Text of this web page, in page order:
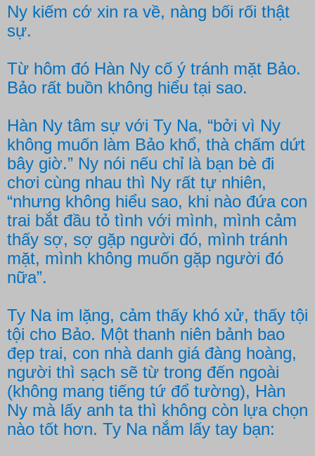
Ny kiếm cớ xin ra về, nàng bối rối thật
sự.
Từ hôm đó Hàn Ny cố ý tránh mặt Bảo.
Bảo rất buồn không hiểu tại sao.
Hàn Ny tâm sự với Ty Na, “bởi vì Ny
không muốn làm Bảo khổ, thà chấm dứt
bây giờ.” Ny nói nếu chỉ là bạn bè đi
chơi cùng nhau thì Ny rất tự nhiên,
“nhưng không hiểu sao, khi nào đứa con
trai bắt đầu tỏ tình với mình, mình cảm
thấy sợ, sợ gặp người đó, mình tránh
mặt, mình không muốn gặp người đó
nữa”.
Ty Na im lặng, cảm thấy khó xử, thấy tội
tội cho Bảo. Một thanh niên bảnh bao
đẹp trai, con nhà danh giá đàng hoàng,
người thì sạch sẽ từ trong đến ngoài
(không mang tiếng tứ đổ tường), Hàn
Ny mà lấy anh ta thì không còn lựa chọn
nào tốt hơn. Ty Na nắm lấy tay bạn: